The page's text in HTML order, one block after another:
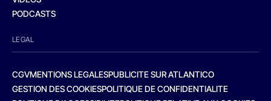
PODCASTS
LEGAL
CGVMENTIONS LEGALESPUBLICITE SUR ATLANTICO
GESTION DES COOKIESPOLITIQUE DE CONFIDENTIALITE